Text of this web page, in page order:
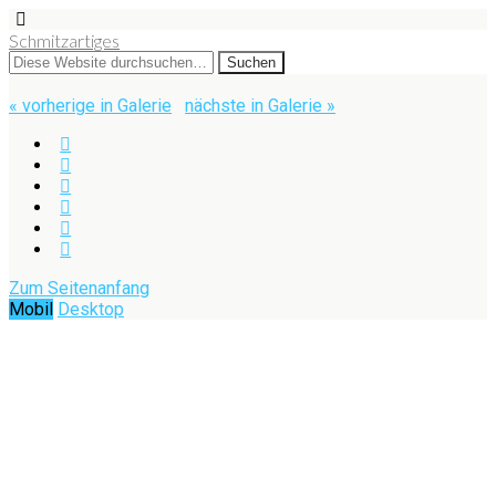
Schmitzartiges
« vorherige in Galerie nächste in Galerie »
Zum Seitenanfang
Mobil Desktop